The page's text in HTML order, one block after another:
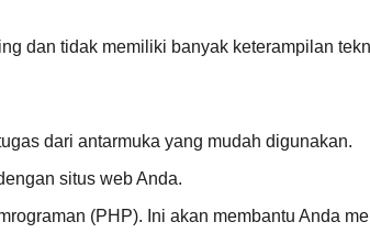
dan tidak memiliki banyak keterampilan
dari antarmuka yang mudah digunakan.
situs web Anda.
(PHP). Ini akan membantu Anda